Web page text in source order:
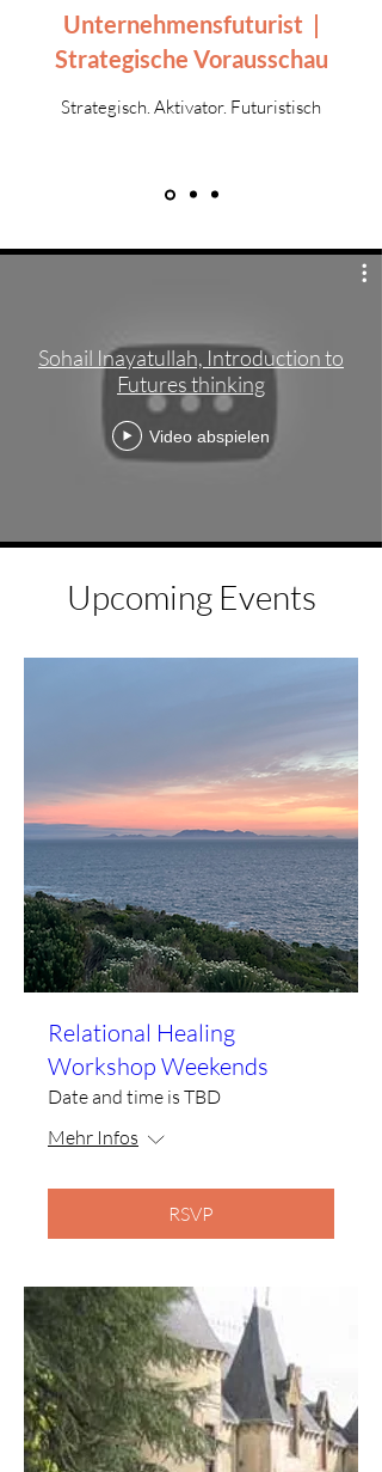
Unternehmensfuturist |
Strategische Vorausschau
Strategisch. Aktivator. Futuristisch
Sohail Inayatullah, Introduction to
Futures thinking
Video abspielen
Upcoming Events
Relational Healing
Workshop Weekends
Date and time is TBD
Mehr Infos
RSVP